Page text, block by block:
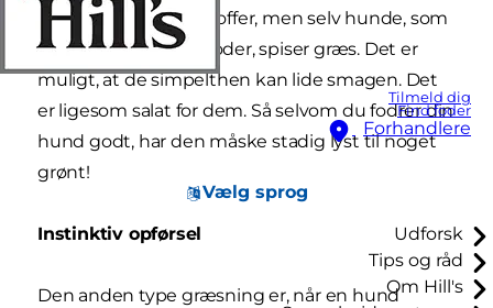
Tilmeld dig
Find foder
Forhandlere
Vælg sprog
Udforsk
Tips og råd
Om Hill's
bestemte næringsstoffer, men selv hunde, som
får et velbalanceret foder, spiser græs. Det er
muligt, at de simpelthen kan lide smagen. Det
er ligesom salat for dem. Så selvom du fodrer din
hund godt, har den måske stadig lyst til noget
grønt!
Instinktiv opførsel
Den anden type græsning er, når en hund